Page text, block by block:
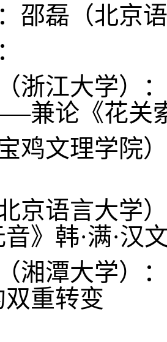
邵磊（北京
浙江大学）
兼论《花关
鸡文理学院
京语言大学
音》韩·满·汉
湘潭大学）
重转变